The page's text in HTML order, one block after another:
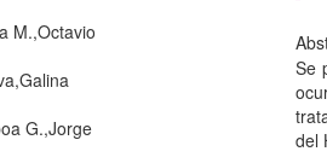
M.,Octavio
G.,Jorge
Se
del